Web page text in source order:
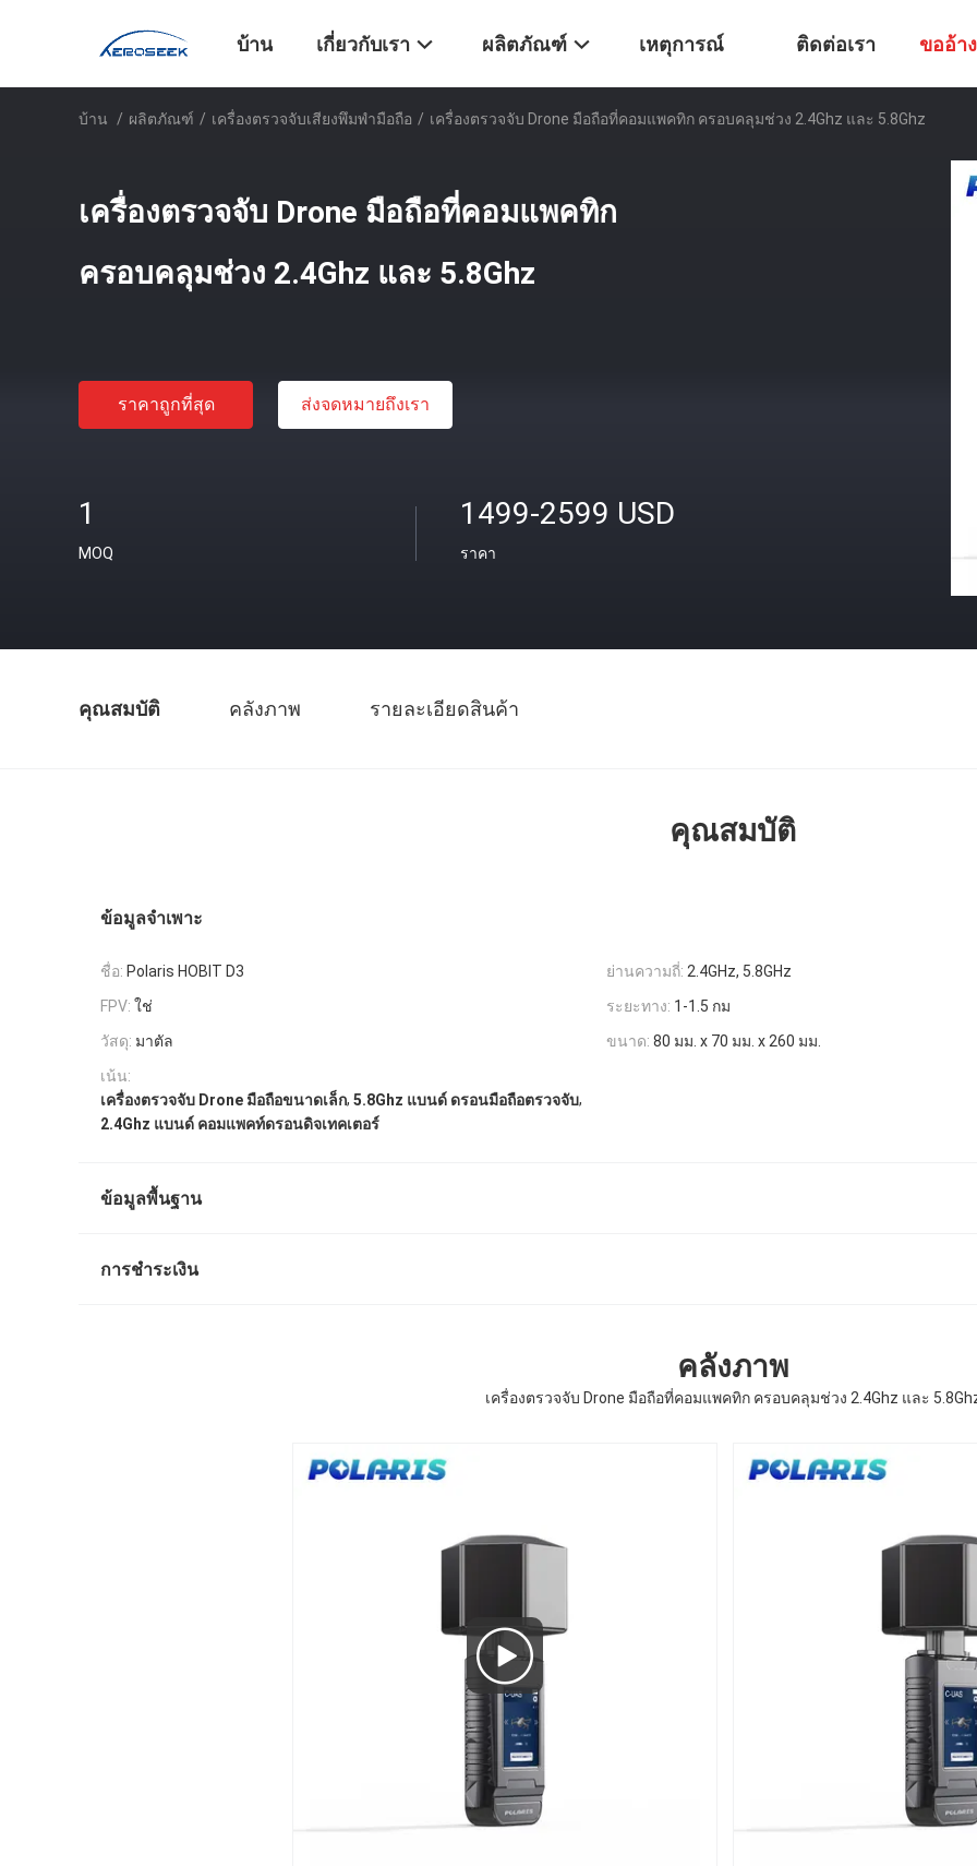
บ้าน เกี่ยวกับเรา ผลิตภัณฑ์ เหตุการณ์ ติดต่อเรา ขออ้าง
บ้าน / ผลิตภัณฑ์ / เครื่องตรวจจับเสียงพึมพำมือถือ / เครื่องตรวจจับ Drone มือถือที่คอมแพคทิก ครอบคลุมช่วง 2.4Ghz และ 5.8Ghz
เครื่องตรวจจับ Drone มือถือที่คอมแพคทิก
ครอบคลุมช่วง 2.4Ghz และ 5.8Ghz
ราคาถูกที่สุด ส่งจดหมายถึงเรา
1
MOQ
1499-2599 USD
ราคา
คุณสมบัติ คลังภาพ รายละเอียดสินค้า
คุณสมบัติ
ข้อมูลจำเพาะ
ชื่อ: Polaris HOBIT D3 ย่านความถี่: 2.4GHz, 5.8GHz
FPV: ใช่ ระยะทาง: 1-1.5 กม
วัสดุ: มาตัล ขนาด: 80 มม. x 70 มม. x 260 มม.
เน้น:
เครื่องตรวจจับ Drone มือถือขนาดเล็ก, 5.8Ghz แบนด์ ดรอนมือถือตรวจจับ,
2.4Ghz แบนด์ คอมแพคท์ดรอนดิจเทคเตอร์
ข้อมูลพื้นฐาน
การชำระเงิน
คลังภาพ
เครื่องตรวจจับ Drone มือถือที่คอมแพคทิก ครอบคลุมช่วง 2.4Ghz และ